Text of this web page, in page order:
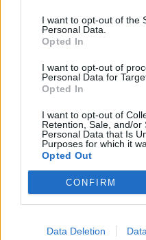
I want to opt-out of the
Personal Data.
Opted In
I want to opt-out of
Personal Data for
Opted In
I want to opt-out of
Retention, Sale, and/or
Personal Data that Is
Purposes for which it
Opted Out
CONFIRM
Data Deletion